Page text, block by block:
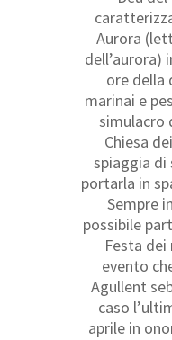
Aurora
dell’aurora)
ore della
marinai e
simulacro
Chiesa
spiaggia di
portarla in
Sempre
possibile
Festa
evento
Agullent
caso
aprile in